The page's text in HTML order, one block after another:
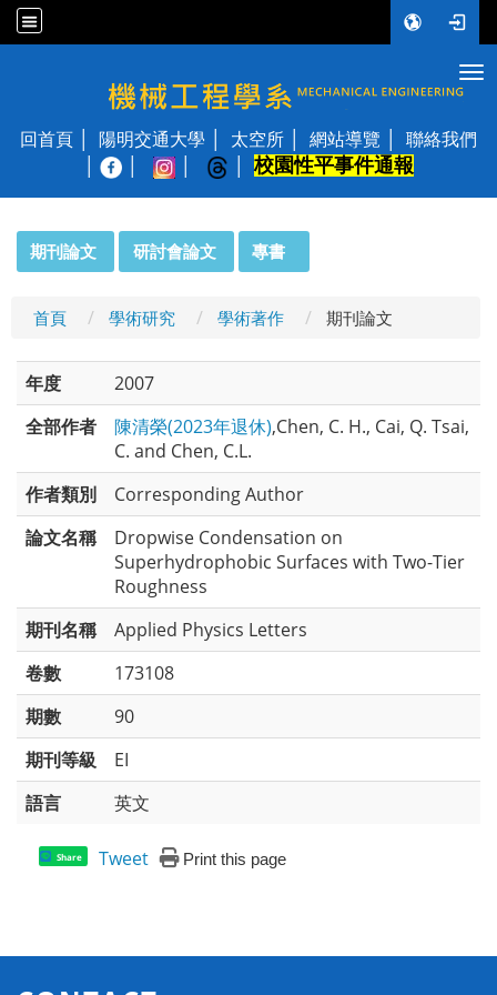
國立陽明交通大學 機械工程學系
回首頁 陽明交通大學 太空所 網站導覽
聯絡我們
校園性平事件通報
期刊論文 研討會論文 專書
首頁 學術研究 學術著作 期刊論文
年度
2007
全部作者
陳清榮(2023年退休),Chen, C. H., Cai, Q. Tsai,
C. and Chen, C.L.
作者類別
Corresponding Author
論文名稱
Dropwise Condensation on
Superhydrophobic Surfaces with Two-Tier
Roughness
期刊名稱
Applied Physics Letters
卷數
173108
期數
90
期刊等級
EI
語言
英文
Share Tweet Print this page